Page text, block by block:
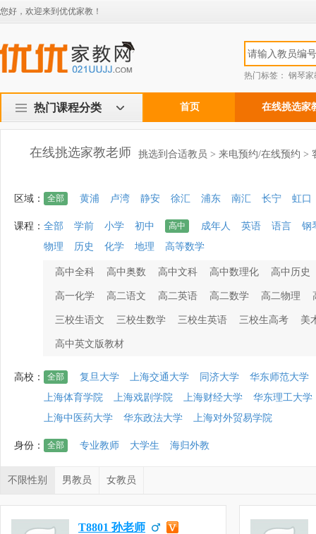
您好，欢迎来到优优家教！
热门标签： 钢琴家
热门课程分类 首页 在线挑选家
在线挑选家教老师 挑选到合适教员 > 来电预约/在线预约 >
区域： 全部 黄浦 卢湾 静安 徐汇 浦东 南汇 长宁 虹口
课程： 全部 学前 小学 初中 高中 成年人 英语 语言
钢
物理
历史 化学 地理 高等数学
高中全科 高中奥数 高中文科 高中数理化 高中历史
高一化学 高二语文 高二英语 高二数学 高二物理
三校生语文 三校生数学 三校生英语 三校生高考 美
高中英文版教材
高校： 全部 复旦大学 上海交通大学 同济大学
华东师范大学
上海体育学院
上海戏剧学院 上海财经大学
华东理工大学
上海中医药大学
华东政法大学 上海对外贸易学院
身份： 全部 专业教师 大学生 海归外教
不限性别 男教员 女教员
T8801 孙老师